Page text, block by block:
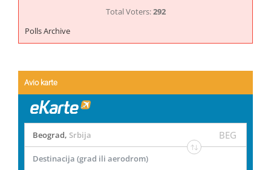
Total Voters:292
Polls Archive
Avio karte
Beograd, Srbija BEG
Destinacija (grad ili aerodrom)